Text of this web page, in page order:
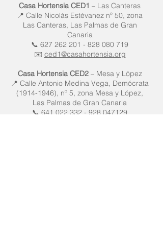
Casa Hortensia CED1 – Las Canteras
📍 Calle Nicolás Estévanez nº 50, zona
Las Canteras, Las Palmas de Gran
Canaria
📞 627 262 201 - 828 080 719
✉️ ced1@casahortensia.org
Casa Hortensia CED2 – Mesa y López
📍 Calle Antonio Medina Vega, Demócrata
(1914-1946), nº 5, zona Mesa y López,
Las Palmas de Gran Canaria
📞 641 022 332 - 928 047129